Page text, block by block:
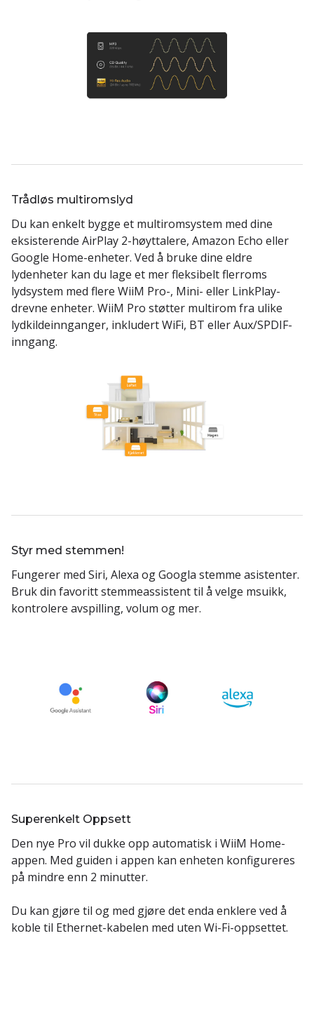
Trådløs multiromslyd
Du kan enkelt bygge et multiromsystem med dine
eksisterende AirPlay 2-høyttalere, Amazon Echo eller
Google Home-enheter. Ved å bruke dine eldre
lydenheter kan du lage et mer fleksibelt flerroms
lydsystem med flere WiiM Pro-, Mini- eller LinkPlay-
drevne enheter. WiiM Pro støtter multirom fra ulike
lydkildeinnganger, inkludert WiFi, BT eller Aux/SPDIF-
inngang.
Styr med stemmen!
Fungerer med Siri, Alexa og Googla stemme asistenter.
Bruk din favoritt stemmeassistent til å velge msuikk,
kontrolere avspilling, volum og mer.
Superenkelt Oppsett
Den nye Pro vil dukke opp automatisk i WiiM Home-
appen. Med guiden i appen kan enheten konfigureres
på mindre enn 2 minutter.
Du kan gjøre til og med gjøre det enda enklere ved å
koble til Ethernet-kabelen med uten Wi-Fi-oppsettet.